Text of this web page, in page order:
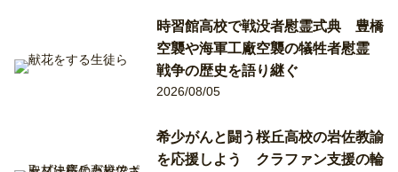
時習館高校で戦没者慰霊式典 豊橋
空襲や海軍工廠空襲の犠牲者慰霊
戦争の歴史を語り継ぐ
2026/08/05
希少がんと闘う桜丘高校の岩佐教諭
を応援しよう クラファン支援の輪